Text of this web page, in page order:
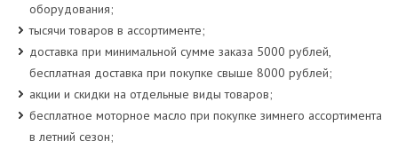
оборудования;
тысячи товаров в ассортименте;
доставка при минимальной сумме заказа 5000 рублей,
бесплатная доставка при покупке свыше 8000 рублей;
акции и скидки на отдельные виды товаров;
бесплатное моторное масло при покупке зимнего ассортимента
в летний сезон;